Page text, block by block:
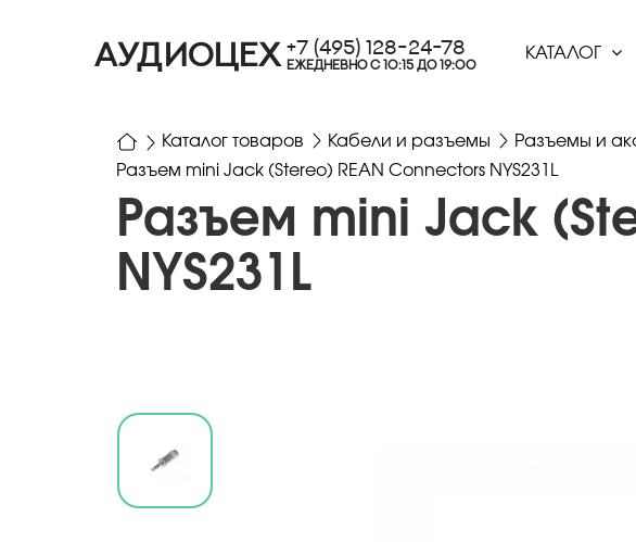
АУДИОЦЕХ +7 (495) 128-24-78
ЕЖЕДНЕВНО С 10:15 ДО 19:00
КАТАЛОГ
Каталог товаров Кабели и разъемы Разъемы и
Разъем mini Jack (Stereo) REAN Connectors NYS231L
Разъем mini Jack
NYS231L